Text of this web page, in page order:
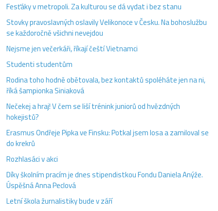
Fesťáky v metropoli. Za kulturou se dá vydat i bez stanu
Stovky pravoslavných oslavily Velikonoce v Česku. Na bohoslužbu
se každoročně všichni nevejdou
Nejsme jen večerkáři, říkají čeští Vietnamci
Studenti studentům
Rodina toho hodně obětovala, bez kontaktů spoléháte jen na ni,
říká šampionka Siniaková
Nečekej a hraj! V čem se liší trénink juniorů od hvězdných
hokejistů?
Erasmus Ondřeje Pipka ve Finsku: Potkal jsem losa a zamiloval se
do krekrů
Rozhlasáci v akci
Díky školním pracím je dnes stipendistkou Fondu Daniela Anýže.
Úspěšná Anna Peclová
Letní škola žurnalistiky bude v září